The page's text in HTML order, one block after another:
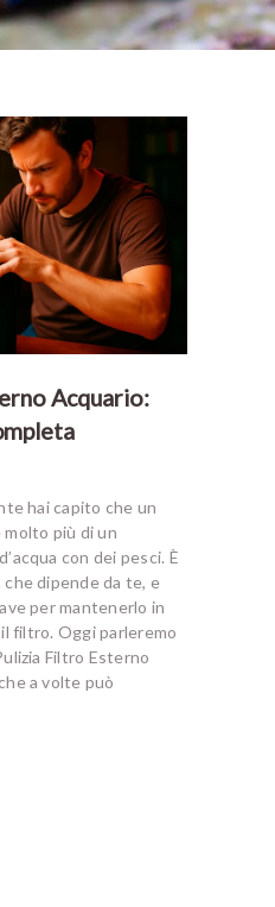
Acquario:
hai capito che un
più di un
con dei pesci. È
dipende da te, e
per mantenerlo in
filtro. Oggi parleremo
Filtro Esterno
a volte può